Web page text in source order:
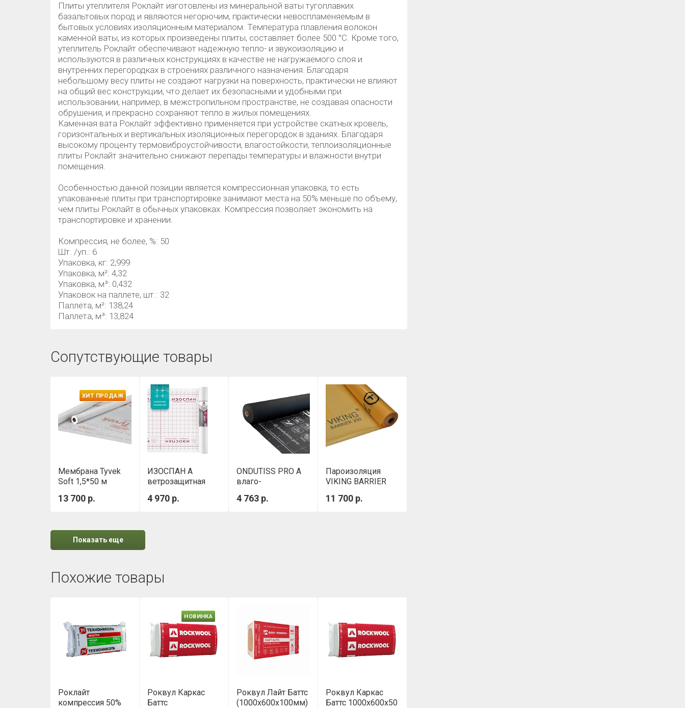
Плиты утеплителя Роклайт изготовлены из минеральной ваты тугоплавких
базальтовых пород и являются негорючим, практически невоспламеняемым в
бытовых условиях изоляционным материалом. Температура плавления волокон
каменной ваты, из которых произведены плиты, составляет более 500 °C. Кроме того,
утеплитель Роклайт обеспечивают надежную тепло- и звукоизоляцию и
используются в различных конструкциях в качестве не нагружаемого слоя и
внутренних перегородках в строениях различного назначения. Благодаря
небольшому весу плиты не создают нагрузки на поверхность, практически не влияют
на общий вес конструкции, что делает их безопасными и удобными при
использовании, например, в межстропильном пространстве, не создавая опасности
обрушения, и прекрасно сохраняют тепло в жилых помещениях.
Каменная вата Роклайт эффективно применяется при устройстве скатных кровель,
горизонтальных и вертикальных изоляционных перегородок в зданиях. Благодаря
высокому проценту термовиброустойчивости, влагостойкости, теплоизоляционные
плиты Роклайт значительно снижают перепады температуры и влажности внутри
помещения.
Особенностью данной позиции является компрессионная упаковка, то есть
упакованные плиты при транспортировке занимают места на 50% меньше по объему,
чем плиты Роклайт в обычных упаковках. Компрессия позволяет экономить на
транспортировке и хранении.
Компрессия, не более, %: 50
Шт. /уп.: 6
Упаковка, кг: 2,999
Упаковка, м²: 4,32
Упаковка, м³: 0,432
Упаковок на паллете, шт.: 32
Паллета, м²: 138,24
Паллета, м³: 13,824
Сопутствующие товары
ХИТ ПРОДАЖ
Мембрана Tyvek
Soft 1,5*50 м
13 700 р.
ИЗОСПАН А
ветрозащитная
мембрана
4 970 р.
ONDUTISS PRO A
влаго-
4 763 р.
Пароизоляция
VIKING BARRIER
(150м2)
11 700 р.
Показать еще
Похожие товары
Роклайт
компрессия 50%
НОВИНКА
Роквул Каркас
Баттс
Роквул Лайт Баттс
(1000х600х100мм)
Роквул Каркас
Баттс 1000х600х50